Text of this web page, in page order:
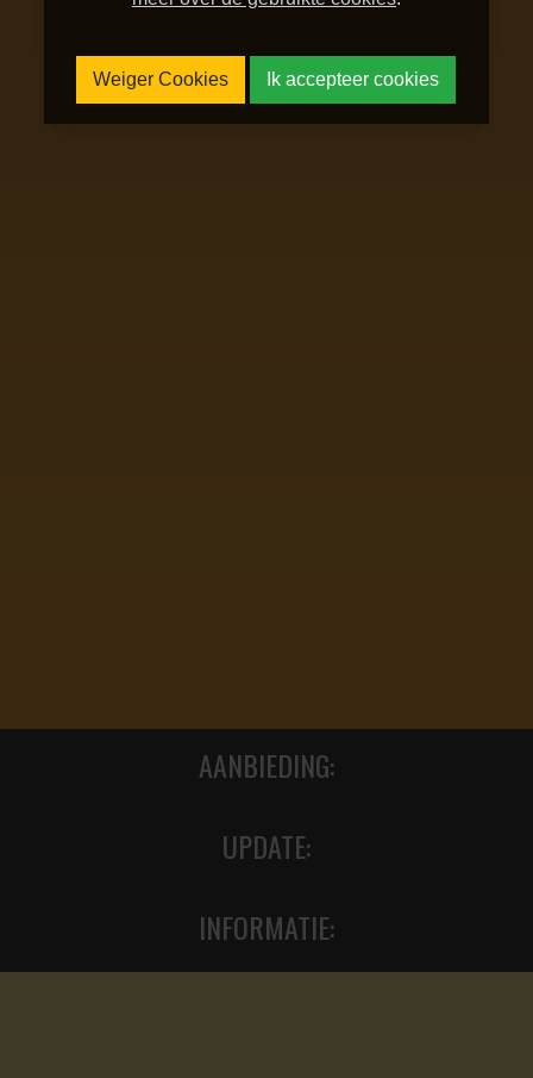
AANBIEDING:
UPDATE:
INFORMATIE:
Weiger Cookies Ik accepteer cookies